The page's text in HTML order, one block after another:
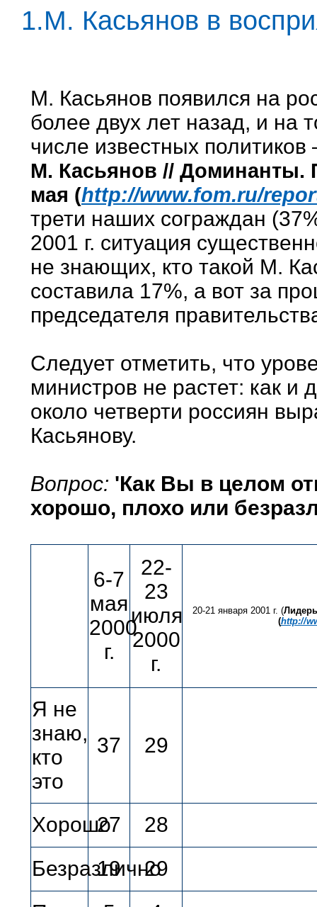
1.М. Касьянов в
М. Касьянов появился на
более двух лет назад, и на
числе известных политиков
М. Касьянов // Доминанты.
мая (http://www.fom.ru/
трети наших сограждан
2001 г. ситуация
не знающих, кто такой М.
составила 17%, а вот за
председателя
Следует отметить, что
министров не растет: как и
около четверти россиян
Касьянову.
Вопрос: 'Как Вы в целом
хорошо, плохо или
6-7
мая
2000
г.
22-
23
июля
2000
г.
20-21 января 2001 г. (
(http://
Я не
знаю,
кто
это
37 29
Хорошо
27
28
Безразлично
19
29